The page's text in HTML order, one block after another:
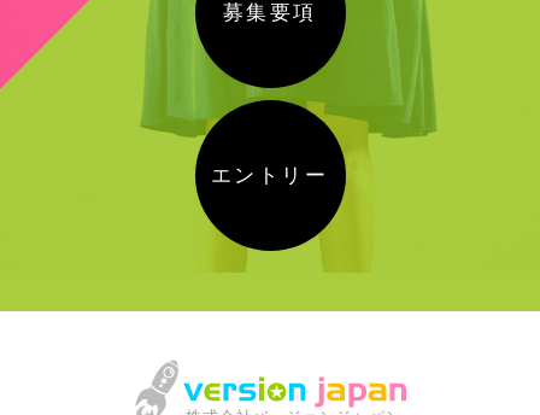
募集要項
エントリー